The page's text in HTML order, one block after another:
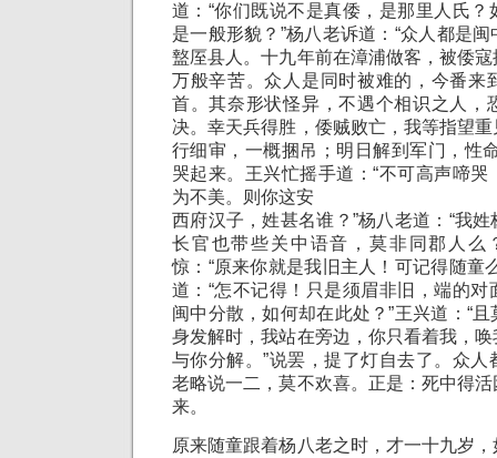
道：“你们既说不是真倭，是那里人氏
是一般形貌？”杨八老诉道：“众人都是
盩厔县人。十九年前在漳浦做客，被倭
万般辛苦。众人是同时被难的，今番来
首。其奈形状怪异，不遇个相识之人，
决。幸天兵得胜，倭贼败亡，我等指望
行细审，一概捆吊；明日解到军门，性
哭起来。王兴忙摇手道：“不可高声啼
为不美。则你这安
西府汉子，姓甚名谁？”杨八老道：“我
长官也带些关中语音，莫非同郡人么
惊：“原来你就是我旧主人！可记得随童
道：“怎不记得！只是须眉非旧，端的
闽中分散，如何却在此处？”王兴道：“
身发解时，我站在旁边，你只看着我，
与你分解。”说罢，提了灯自去了。众
老略说一二，莫不欢喜。正是：死中得
来。
原来随童跟着杨八老之时，才一十九岁